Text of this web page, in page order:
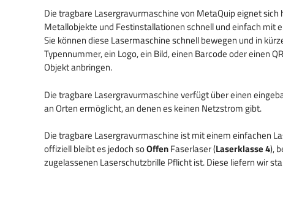
Die tragbare Lasergravurmaschine von MetaQuip eignet
Metallobjekte und Festinstallationen schnell und einfach mit
Sie können diese Lasermaschine schnell bewegen und in
Typennummer, ein Logo, ein Bild, einen Barcode oder einen
Objekt anbringen.
Die tragbare Lasergravurmaschine verfügt über einen
an Orten ermöglicht, an denen es keinen Netzstrom gibt.
Die tragbare Lasergravurmaschine ist mit einem einfachen
offiziell bleibt es jedoch soOffenFaserlaser (Laserklasse 4),
zugelassenen Laserschutzbrille Pflicht ist. Diese liefern wir